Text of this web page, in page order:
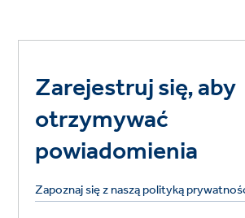
Zarejestruj się, aby
otrzymywać
powiadomienia
Zapoznaj się z naszą polityką